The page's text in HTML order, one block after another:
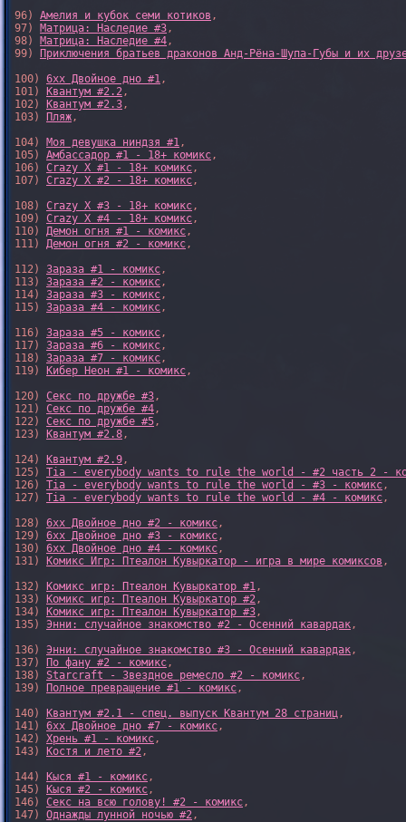
96) Амелия и кубок семи котиков ,
97) Матрица: Наследие #3,
98) Матрица: Наследие #4,
99)
Приключения братьев драконов Анд-Рёна-Шупа-Губы и их
100) 6xx Двойное дно #1,
101)
Квантум #2.2,
102)
Квантум #2.3,
103)
Пляж,
104) Моя девушка ниндзя #1,
105) Амбассадор #1 - 18+ комикс,
106) Crazy X #1 - 18+ комикс,
107) Crazy X #2 - 18+ комикс,
108) Crazy X #3 - 18+ комикс,
109) Crazy X #4 - 18+ комикс,
110) Демон огня #1 - комикс,
111) Демон огня #2 - комикс,
112) Зараза #1 - комикс,
113) Зараза #2 - комикс,
114) Зараза #3 - комикс,
115) Зараза #4 - комикс,
116) Зараза #5 - комикс,
117) Зараза #6 - комикс,
118) Зараза #7 - комикс,
119)
Кибер Неон #1 - комикс,
120) Секс по дружбе #3,
121) Секс по дружбе #4,
122) Секс по дружбе #5,
123)
Квантум #2.8,
124)
Квантум #2.9,
125) Tia - everybody wants to rule the world - #2 часть 2 -
126) Tia - everybody wants to rule the world - #3 - комикс,
127) Tia - everybody wants to rule the world - #4 - комикс,
128) 6xx Двойное дно #2 - комикс,
129) 6xx Двойное дно #3 - комикс,
130) 6xx Двойное дно #4 - комикс,
131)
Комикс Игр: Птеалон Кувыркатор - игра в мире комиксов ,
132)
Комикс игр: Птеалон Кувыркатор #1,
133)
Комикс игр: Птеалон Кувыркатор #2,
134)
Комикс игр: Птеалон Кувыркатор #3,
135) Энни: случайное знакомство #2 - Осенний кавардак,
136) Энни: случайное знакомство #3 - Осенний кавардак,
137)
По фану #2 - комикс,
138) Starcraft - Звездное ремесло #2 - комикс,
139)
Полное превращение #1 - комикс,
140)
Квантум #2.1 - спец. выпуск Квантум 28 страниц,
141) 6xx Двойное дно #7 - комикс,
142) Хрень #1 - комикс,
143)
Костя и лето #2,
144)
Кыся #1 - комикс,
145)
Кыся #2 - комикс,
146) Секс на всю голову! #2 - комикс,
147) Однажды лунной ночью #2,